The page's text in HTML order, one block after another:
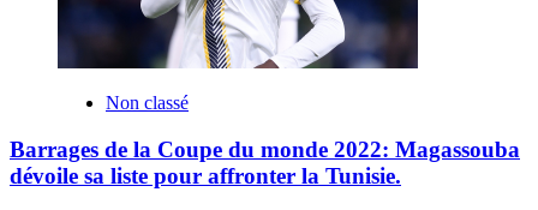
Non classé
Barrages de la Coupe du monde 2022: Magassouba
dévoile sa liste pour affronter la Tunisie.